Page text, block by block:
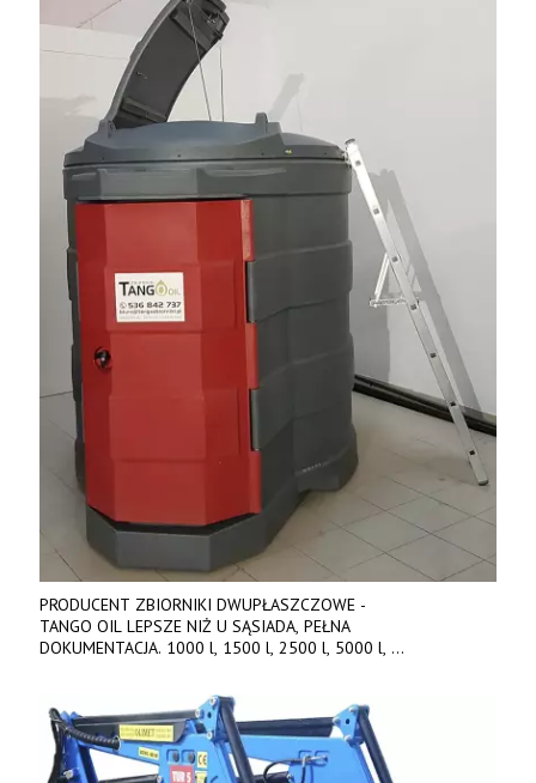
PRODUCENT ZBIORNIKI DWUPŁASZCZOWE -
TANGO OIL LEPSZE NIŻ U SĄSIADA, PEŁNA
DOKUMENTACJA. 1000 l, 1500 l, 2500 l, 5000 l,
842 737, www.tango-oil.pl